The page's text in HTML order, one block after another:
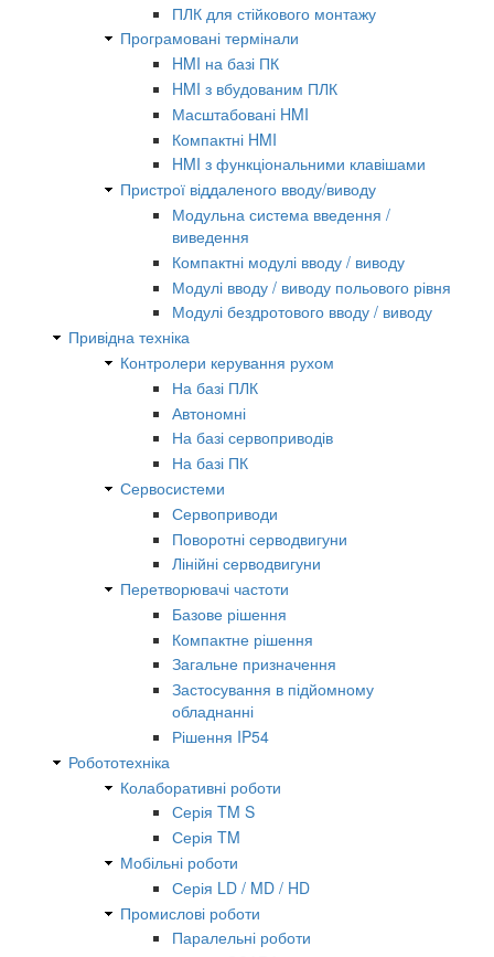
ПЛК для стійкового монтажу
Програмовані термінали
HMI на базі ПК
HMI з вбудованим ПЛК
Масштабовані HMI
Компактні HMI
HMI з функціональними клавішами
Пристрої віддаленого вводу/виводу
Модульна система введення /
виведення
Компактні модулі вводу / виводу
Модулі вводу / виводу польового рівня
Модулі бездротового вводу / виводу
Привідна техніка
Контролери керування рухом
На базі ПЛК
Автономні
На базі сервоприводів
На базі ПК
Сервосистеми
Сервоприводи
Поворотні серводвигуни
Лінійні серводвигуни
Перетворювачі частоти
Базове рішення
Компактне рішення
Загальне призначення
Застосування в підйомному
обладнанні
Рішення IP54
Робототехніка
Колаборативні роботи
Серія TM S
Серія TM
Мобільні роботи
Серія LD / MD / HD
Промислові роботи
Паралельні роботи